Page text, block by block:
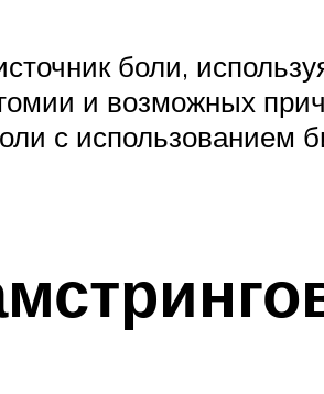
боли,
и возможных
с использованием